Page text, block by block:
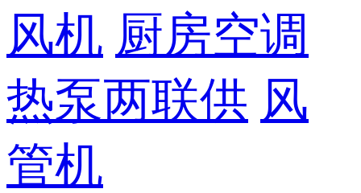
风机 厨房空调
热泵两联供 风
管机